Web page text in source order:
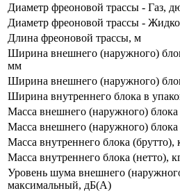
Диаметр фреоновой трассы - Газ,
Диаметр фреоновой трассы -
Длина фреоновой трассы, м
Ширина внешнего (наружного)
мм
Ширина внешнего (наружного)
Ширина внутреннего блока в
Масса внешнего (наружного) блока
Масса внешнего (наружного) блока
Масса внутреннего блока (брутто),
Масса внутреннего блока (нетто),
Уровень шума внешнего
максимальный, дБ(А)